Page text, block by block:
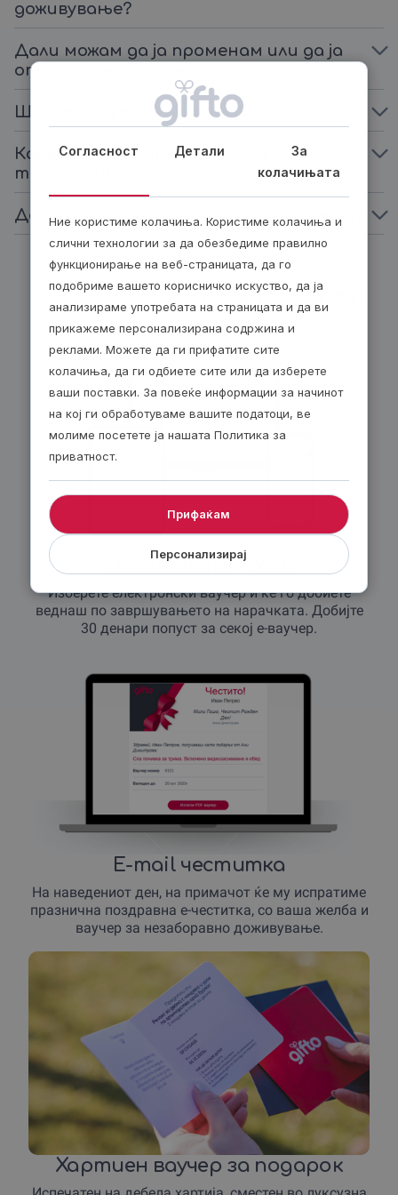
доживување?
Дали можам да ја променам или да ја
откажам мојата резервација?
Што вклучува цената на пакетот?
Какви се опциите за групи и
тимбилдинг?
Дали постојат ограничувања за деца?
Биди модерен, подари ваучер
По е-пошта – 24/7!
Изберете електронски ваучер и ќе го добиете
веднаш по завршувањето на нарачката. Добијте
30 денари попуст за секој е-ваучер.
E-mail честитка
На наведениот ден, на примачот ќе му испратиме
празнична поздравна е-честитка, со ваша желба и
ваучер за незаборавно доживување.
Хартиен ваучер за подарок
Согласност Детали
За
колачињата
Ние користиме колачиња. Користиме колачиња и
слични технологии за да обезбедиме правилно
функционирање на веб-страницата, да го
подобриме вашето корисничко искуство, да ја
анализираме употребата на страницата и да ви
прикажеме персонализирана содржина и
реклами. Можете да ги прифатите сите
колачиња, да ги одбиете сите или да изберете
ваши поставки. За повеќе информации за начинот
на кој ги обработуваме вашите податоци, ве
молиме посетете ја нашата Политика за
приватност.
Персонализирај
Прифаќам